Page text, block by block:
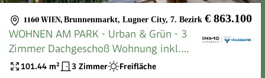
1160 WIEN, Brunnenmarkt, Lugner City, 7. Bezirk € 863.100
WOHNEN AM PARK - Urban & Grün - 3
Zimmer Dachgeschoß Wohnung inkl.
Klimatisierung! Nähe 7. Bezirk!
101.44 m² 3 Zimmer Freifläche